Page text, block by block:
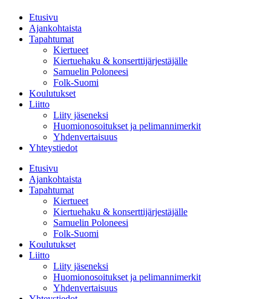
Etusivu
Ajankohtaista
Tapahtumat
Kiertueet
Kiertuehaku & konserttijärjestäjälle
Samuelin Poloneesi
Folk-Suomi
Koulutukset
Liitto
Liity jäseneksi
Huomionosoitukset ja pelimannimerkit
Yhdenvertaisuus
Yhteystiedot
Etusivu
Ajankohtaista
Tapahtumat
Kiertueet
Kiertuehaku & konserttijärjestäjälle
Samuelin Poloneesi
Folk-Suomi
Koulutukset
Liitto
Liity jäseneksi
Huomionosoitukset ja pelimannimerkit
Yhdenvertaisuus